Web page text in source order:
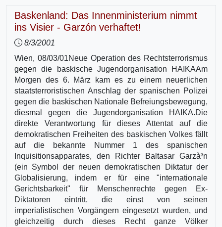
Baskenland: Das Innenministerium nimmt
ins Visier - Garzón verhaftet!
8/3/2001
Wien, 08/03/01Neue Operation des Rechtsterrorismus
gegen die baskische Jugendorganisation HAIKAAm
Morgen des 6. März kam es zu einem neuerlichen
staatsterroristischen Anschlag der spanischen Polizei
gegen die baskischen Nationale Befreiungsbewegung,
diesmal gegen die Jugendorganisation HAIKA.Die
direkte Verantwortung für dieses Attentat auf die
demokratischen Freiheiten des baskischen Volkes fällt
auf die bekannte Nummer 1 des spanischen
Inquisitionsapparates, den Richter Baltasar Garzà³n
(ein Symbol der neuen demokratischen Diktatur der
Globalisierung, indem er für eine "internationale
Gerichtsbarkeit" für Menschenrechte gegen Ex-
Diktatoren eintritt, die einst von seinen
imperialistischen Vorgängern eingesetzt wurden, und
gleichzeitig durch dieses Recht ganze Völker